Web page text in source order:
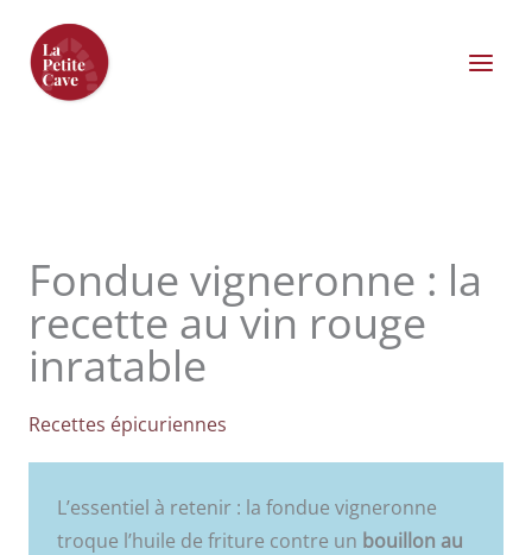
contenu
Fondue vigneronne : la
recette au vin rouge
inratable
Recettes épicuriennes
L’essentiel à retenir : la fondue vigneronne
troque l’huile de friture contre un bouillon au